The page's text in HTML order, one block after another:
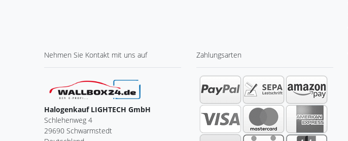
Nehmen Sie Kontakt mit uns auf
Halogenkauf LIGHTECH GmbH
Schlehenweg 4
29690 Schwarmstedt
Zahlungsarten